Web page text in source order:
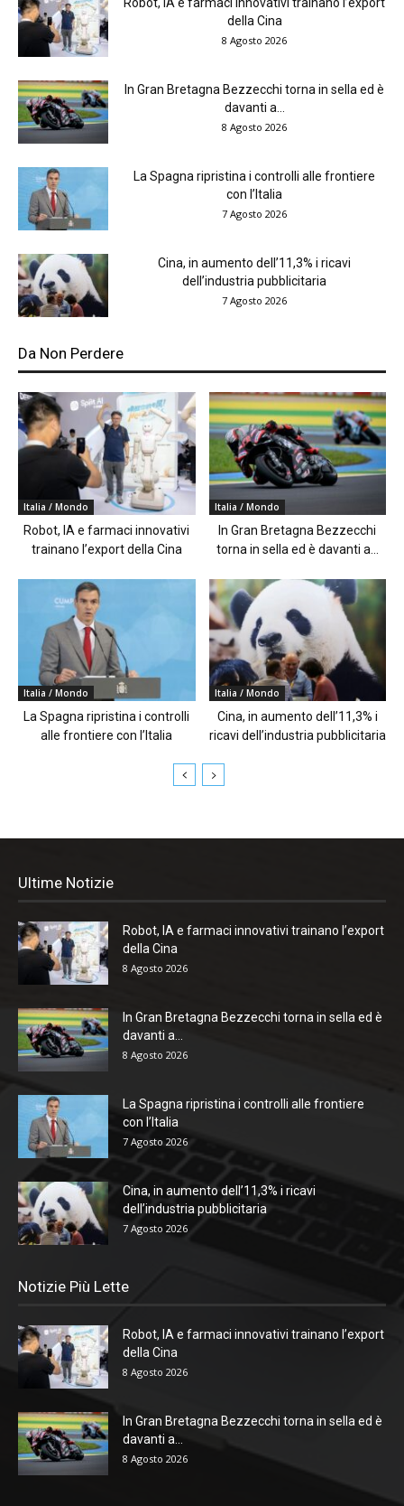
Robot, IA e farmaci innovativi trainano l’export
della Cina
8 Agosto 2026
In Gran Bretagna Bezzecchi torna in sella ed è
davanti a...
8 Agosto 2026
La Spagna ripristina i controlli alle frontiere
con l’Italia
7 Agosto 2026
Cina, in aumento dell’11,3% i ricavi
dell’industria pubblicitaria
7 Agosto 2026
Da Non Perdere
Italia / Mondo
Robot, IA e farmaci innovativi
trainano l’export della Cina
Italia / Mondo
In Gran Bretagna Bezzecchi
torna in sella ed è davanti a...
Italia / Mondo
La Spagna ripristina i controlli
alle frontiere con l’Italia
Italia / Mondo
Cina, in aumento dell’11,3% i
ricavi dell’industria pubblicitaria
Ultime Notizie
Robot, IA e farmaci innovativi trainano l’export
della Cina
8 Agosto 2026
In Gran Bretagna Bezzecchi torna in sella ed è
davanti a...
8 Agosto 2026
La Spagna ripristina i controlli alle frontiere
con l’Italia
7 Agosto 2026
Cina, in aumento dell’11,3% i ricavi
dell’industria pubblicitaria
7 Agosto 2026
Notizie Più Lette
Robot, IA e farmaci innovativi trainano l’export
della Cina
8 Agosto 2026
In Gran Bretagna Bezzecchi torna in sella ed è
davanti a...
8 Agosto 2026